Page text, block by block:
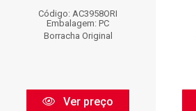
Código: AC3958ORI
Embalagem: PC
Borracha Original
Ver preço